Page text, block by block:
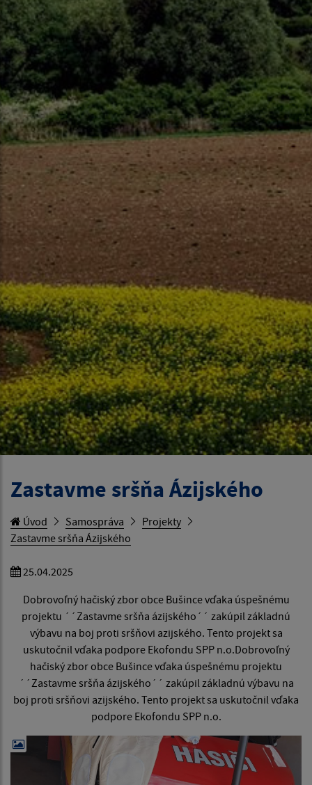
Zastavme sršňa Ázijského
Úvod Samospráva
Projekty
Zastavme sršňa Ázijského
25.04.2025
Dobrovoľný hačiský zbor obce Bušince vďaka úspešnému
projektu ´´Zastavme sršňa ázijského´´ zakúpil základnú
výbavu na boj proti sršňovi azijského. Tento projekt sa
uskutočnil vďaka podpore Ekofondu SPP n.o.Dobrovoľný
hačiský zbor obce Bušince vďaka úspešnému projektu
´´Zastavme sršňa ázijského´´ zakúpil základnú výbavu na
boj proti sršňovi azijského. Tento projekt sa uskutočnil vďaka
podpore Ekofondu SPP n.o.